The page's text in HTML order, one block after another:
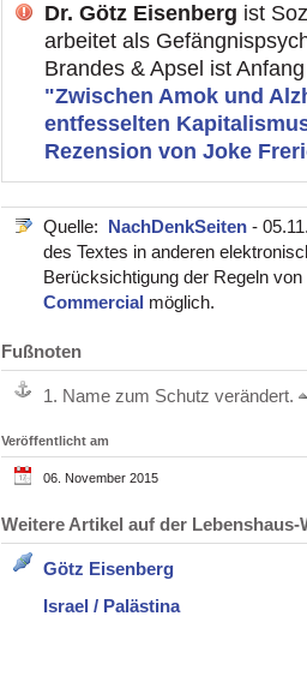
Dr. Götz Eisenberg ist
arbeitet als
Brandes & Apsel ist
"Zwischen Amok und
entfesselten
Rezension von Joke
Quelle: NachDenkSeiten -
des Textes in anderen
Berücksichtigung der Regeln von
Commercial möglich.
Fußnoten
1. Name zum Schutz verändert.
Veröffentlicht am
06. November 2015
Weitere Artikel auf der
Götz Eisenberg
Israel / Palästina